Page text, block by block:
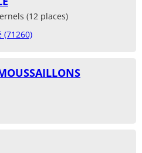
(12 places)
(71260)